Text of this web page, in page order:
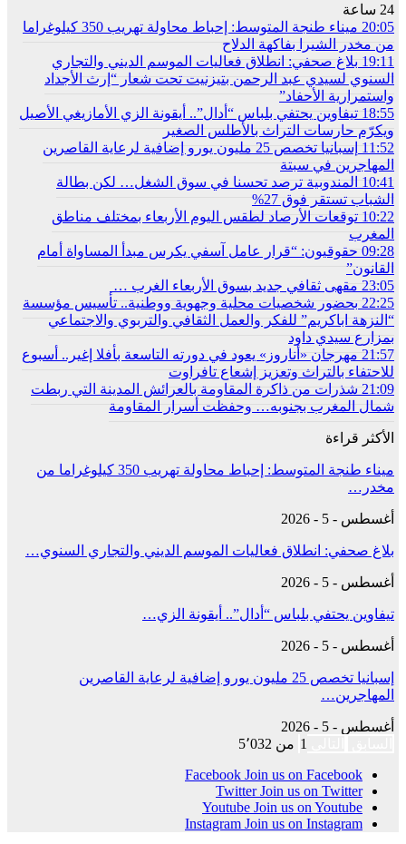
24 ساعة
20:05
ميناء طنجة المتوسط: إحباط محاولة تهريب 350 كيلوغراما
من مخدر الشيرا بفاكهة الدلاح
19:11 بلاغ صحفي: انطلاق فعاليات الموسم الديني والتجاري
السنوي لسيدي عبد الرحمن بتيزنيت تحت شعار “إرث الأجداد
واستمرارية الأحفاد”
18:55 تيفاوين يحتفي بلباس “أدال”.. أيقونة الزي الأمازيغي الأصيل
ويكرّم حارسات التراث بالأطلس الصغير
11:52
إسبانيا تخصص 25 مليون يورو إضافية لرعاية القاصرين
المهاجرين في سبتة
10:41 المندوبية ترصد تحسنا في سوق الشغل… لكن بطالة
الشباب تستقر فوق 27%
10:22 توقعات الأرصاد لطقس اليوم الأربعاء بمختلف مناطق
المغرب
09:28 حقوقيون: “قرار عامل آسفي يكرس مبدأ المساواة أمام
القانون”
23:05 مقهى ثقافي جديد بسوق الأربعاء الغرب …
22:25 بحضور شخصيات محلية وجهوية ووطنية.. تأسيس مؤسسة
“النزهة اباكريم” للفكر والعمل الثقافي والتربوي والاجتماعي
بمزارع سيدي داود
21:57 مهرجان «أناروز» يعود في دورته التاسعة بأفلا إغير.. أسبوع
للاحتفاء بالتراث وتعزيز إشعاع تافراوت
21:09 شذرات من ذاكرة المقاومة بالعرائش المدينة التي ربطت
شمال المغرب بجنوبه… وحفظت أسرار المقاومة
الأكثر قراءة
ميناء طنجة المتوسط: إحباط محاولة تهريب 350 كيلوغراما من
مخدر…
أغسطس - 5 - 2026
بلاغ صحفي: انطلاق فعاليات الموسم الديني والتجاري السنوي…
أغسطس - 5 - 2026
تيفاوين يحتفي بلباس “أدال”.. أيقونة الزي…
أغسطس - 5 - 2026
إسبانيا تخصص 25 مليون يورو إضافية لرعاية القاصرين
المهاجرين…
أغسطس - 5 - 2026
1 من 5٬032
Facebook Join us on Facebook
Twitter Join us on Twitter
Youtube Join us on Youtube
Instagram Join us on Instagram